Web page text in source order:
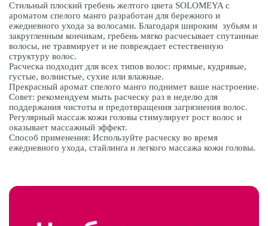
Стильный плоский гребень желтого цвета SOLOMEYA с
ароматом спелого манго разработан для бережного и
ежедневного ухода за волосами. Благодаря широким зубьям и
закругленным кончикам, гребень мягко расчесывает спутанные
волосы, не травмирует и не повреждает естественную
структуру волос.
Расческа подходит для всех типов волос: прямые, кудрявые,
густые, волнистые, сухие или влажные.
Прекрасный аромат спелого манго поднимет ваше настроение.
Совет: рекомендуем мыть расческу раз в неделю для
поддержания чистоты и предотвращения загрязнения волос.
Регулярный массаж кожи головы стимулирует рост волос и
оказывает массажный эффект.
Способ применения: Используйте расческу во время
ежедневного ухода, стайлинга и легкого массажа кожи головы.